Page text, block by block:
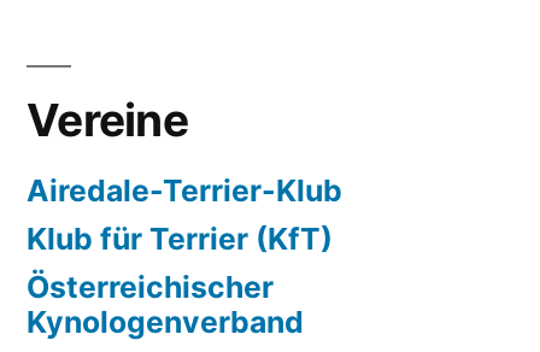
Vereine
Airedale-Terrier-Klub
Klub für Terrier (KfT)
Österreichischer
Kynologenverband